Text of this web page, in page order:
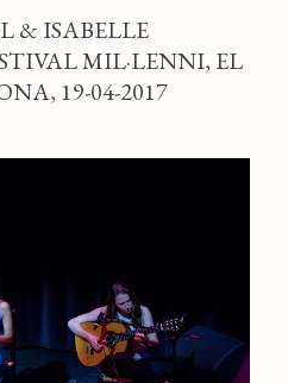
& ISABELLE
MIL·LENNI, EL
19-04-2017